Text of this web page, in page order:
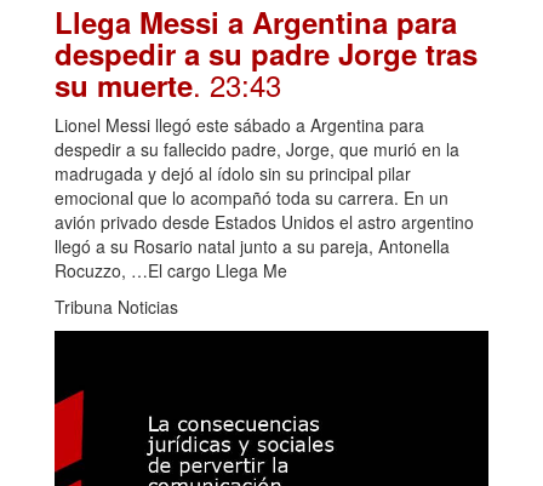
Llega Messi a Argentina para
despedir a su padre Jorge tras
su muerte. 23:43
Lionel Messi llegó este sábado a Argentina para
despedir a su fallecido padre, Jorge, que murió en la
madrugada y dejó al ídolo sin su principal pilar
emocional que lo acompañó toda su carrera. En un
avión privado desde Estados Unidos el astro argentino
llegó a su Rosario natal junto a su pareja, Antonella
Rocuzzo, …El cargo Llega Me
Tribuna Noticias